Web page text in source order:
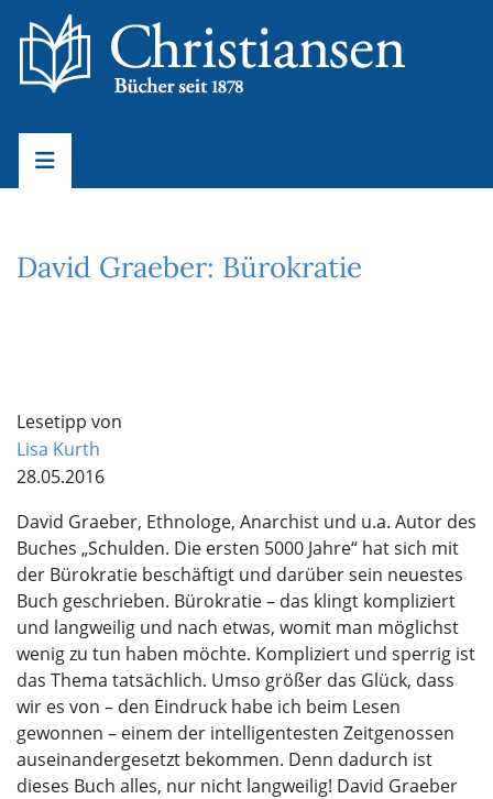
David Graeber: Bürokratie
Lesetipp von
Lisa Kurth
28.05.2016
David Graeber, Ethnologe, Anarchist und u.a. Autor des
Buches „Schulden. Die ersten 5000 Jahre“ hat sich mit
der Bürokratie beschäftigt und darüber sein neuestes
Buch geschrieben. Bürokratie – das klingt kompliziert
und langweilig und nach etwas, womit man möglichst
wenig zu tun haben möchte. Kompliziert und sperrig ist
das Thema tatsächlich. Umso größer das Glück, dass
wir es von – den Eindruck habe ich beim Lesen
gewonnen – einem der intelligentesten Zeitgenossen
auseinandergesetzt bekommen. Denn dadurch ist
dieses Buch alles, nur nicht langweilig! David Graeber